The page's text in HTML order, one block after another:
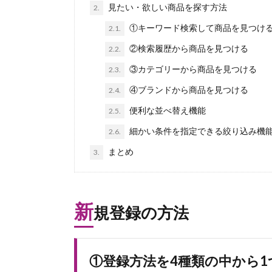
2. 見たい・欲しい商品を探す方法
2.1. ①キーワード検索して商品を見つけ
2.2. ②検索履歴から商品を見つける
2.3. ③カテゴリーから商品を見つける
2.4. ④ブランドから商品を見つける
2.5. 便利な並べ替え機能
2.6. 細かい条件を指定できる絞り込み機
3. まとめ
新規登録の方法
①登録方法を4種類の中から1